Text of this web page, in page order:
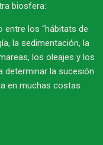
biosfera:
entre los “hábitats de
la sedimentación, la
los oleajes y los
determinar la sucesión
en muchas costas